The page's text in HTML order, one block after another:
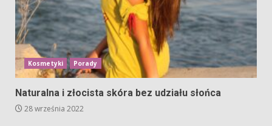
Kosmetyki Porady
Naturalna i złocista skóra bez udziału słońca
28 września 2022